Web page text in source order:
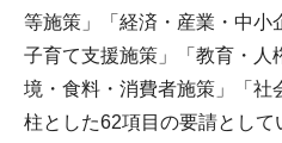
等施策」「経済・産業・中小
子育て支援施策」「教育・人
境・食料・消費者施策」「社
柱とした62項目の要請とし